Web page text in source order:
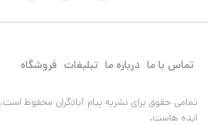
تماس با ما درباره ما تبلیغات فروشگاه
تمامی حقوق برای نشریه پیام آبادگران محفوظ است.
ایده هاست.